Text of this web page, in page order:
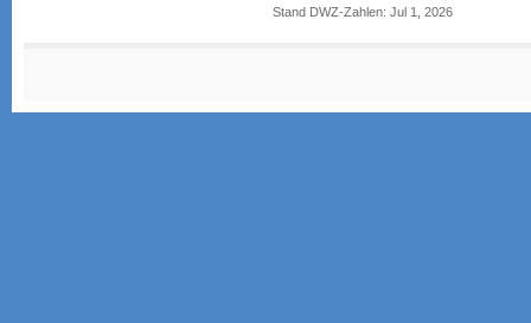
Stand DWZ-Zahlen: Jul 1, 2026